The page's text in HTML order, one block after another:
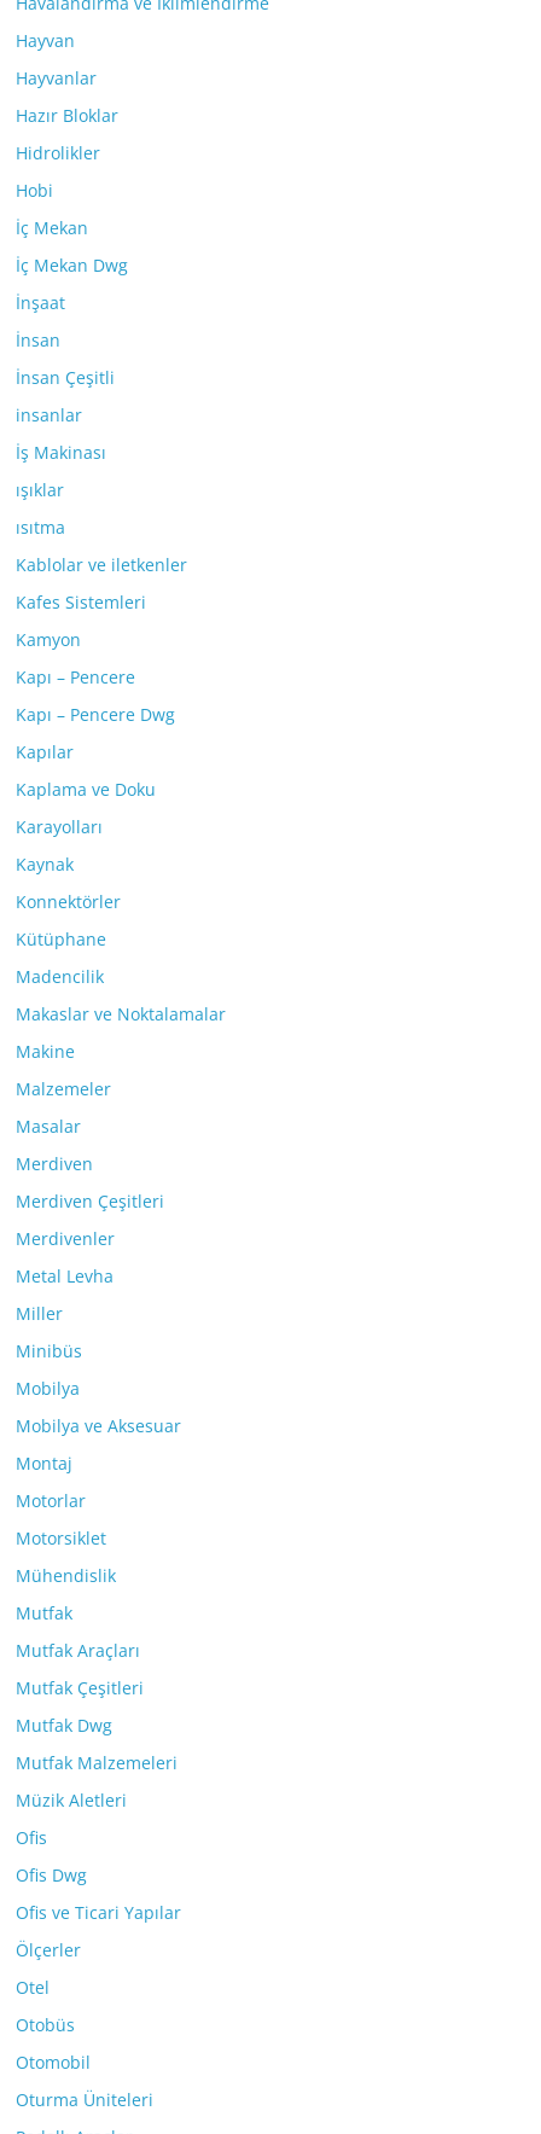
Hayvan
Hayvanlar
Hazır Bloklar
Hidrolikler
Hobi
İç Mekan
İç Mekan Dwg
İnşaat
İnsan
İnsan Çeşitli
insanlar
İş Makinası
ışıklar
ısıtma
Kablolar ve iletkenler
Kafes Sistemleri
Kamyon
Kapı – Pencere
Kapı – Pencere Dwg
Kapılar
Kaplama ve Doku
Karayolları
Kaynak
Konnektörler
Kütüphane
Madencilik
Makaslar ve Noktalamalar
Makine
Malzemeler
Masalar
Merdiven
Merdiven Çeşitleri
Merdivenler
Metal Levha
Miller
Minibüs
Mobilya
Mobilya ve Aksesuar
Montaj
Motorlar
Motorsiklet
Mühendislik
Mutfak
Mutfak Araçları
Mutfak Çeşitleri
Mutfak Dwg
Mutfak Malzemeleri
Müzik Aletleri
Ofis
Ofis Dwg
Ofis ve Ticari Yapılar
Ölçerler
Otel
Otobüs
Otomobil
Oturma Üniteleri